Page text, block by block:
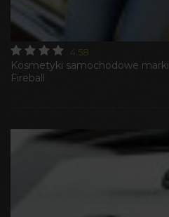
Kosmetyki samochodowe marki
Fireball
4.58